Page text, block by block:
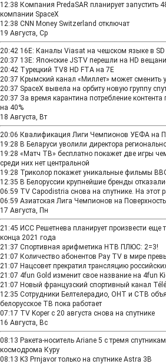
12:38 Компания PredaSAR планирует запустить
компании SpaceX
12:38 CNN Money Switzerland отключат
19 Августа, Ср
20:42 16E: Каналы Viasat на чешском языке в
20:37 13E: Японские JSTV перешли на HD
20:42 Турецкий TV8 HD FTA на 7E
20:37 Крымский канал «Миллет» может сменить
20:37 SpaceX вывела на орбиту новую группу
20:37 За время карантина потребление
на 40%
18 Августа, Вт
20:06 Квалификация Лиги Чемпионов УЕФА на
19:28 В Беларуси уволили директора
19:28 «Матч ТВ» бесплатно покажет две игры
среди них нет центральной
19:28 Триколор покажет уникальные фильмы
12:35 В Белоруссии крупнейшие бренды
06:59 TV Capodistria снова на спутнике. На этот
06:59 Азиатская Лига Чемпионов на
17 Августа, Пн
21:45 ИСС Решетнева планирует произвести еще
конца 2021 года
21:37 Спортивная арифметика НТВ ПЛЮС: 2=3!
21:07 Количество абонентов Pay TV в мире
21:07 Нацсовет прекратил трансляцию
21:07 4fun Gold изменит свое название на 4fun
21:07 Новый французский спортивный канал
12:35 Сотрудники Белтелерадио, ОНТ и СТВ
белорусское ТВ пока работает
07:17 TV Koper с 20 августа снова на спутнике
16 Августа, Вс
08:13 Ракета-носитель Ariane 5 с тремя
космодрома Куру
08:13 K3 Prnjavor только на спутнике Astra 3B